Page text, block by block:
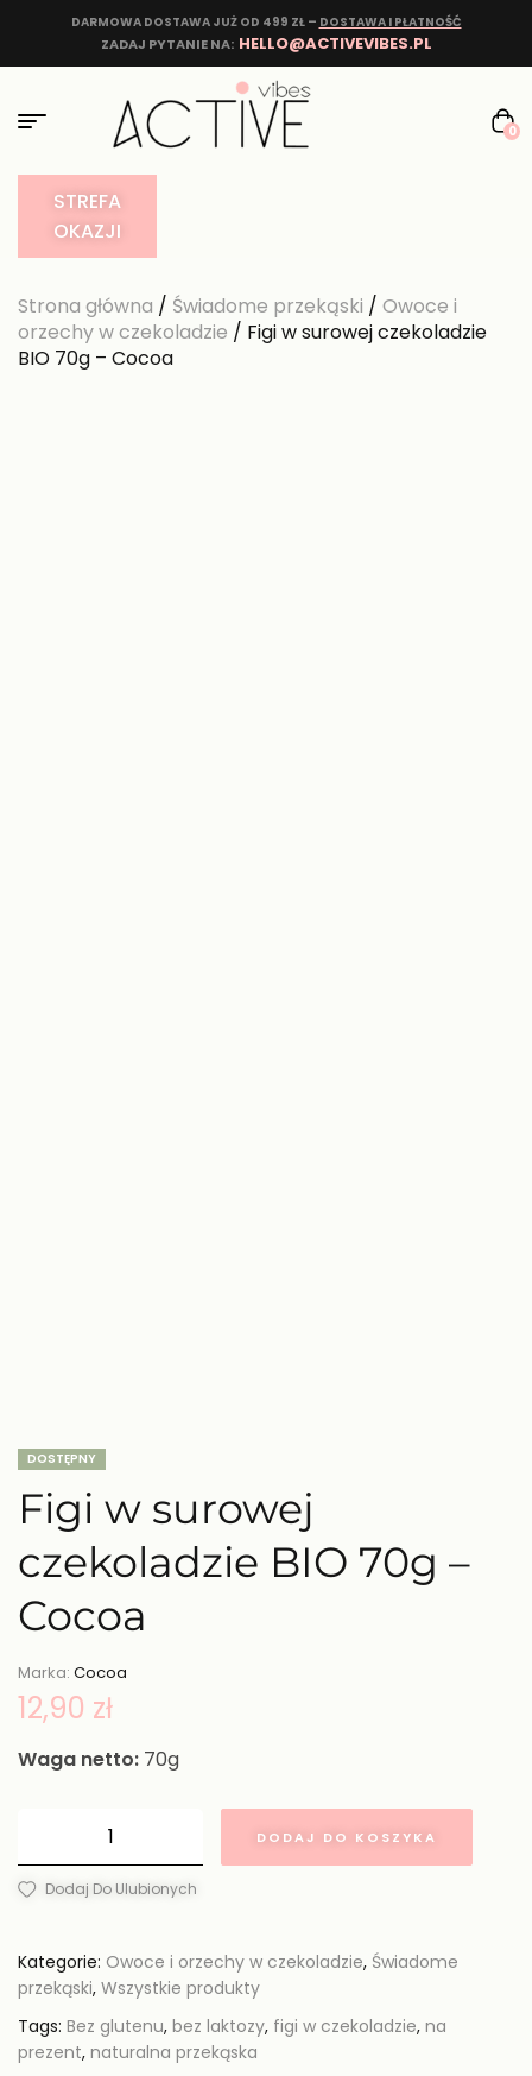
DARMOWA DOSTAWA JUŻ OD 499 ZŁ – DOSTAWA I PŁATNOŚĆ
ZADAJ PYTANIE NA: HELLO@ACTIVEVIBES.PL
0
STREFA
OKAZJI
Strona główna / Świadome przekąski / Owoce i
orzechy w czekoladzie / Figi w surowej czekoladzie
BIO 70g – Cocoa
DOSTĘPNY
Figi w surowej
czekoladzie BIO 70g –
Cocoa
Marka: Cocoa
12,90 zł
Waga netto: 70g
DODAJ DO KOSZYKA
Dodaj Do Ulubionych
Kategorie: Owoce i orzechy w czekoladzie, Świadome
przekąski, Wszystkie produkty
Tags: Bez glutenu, bez laktozy, figi w czekoladzie, na
prezent, naturalna przekąska